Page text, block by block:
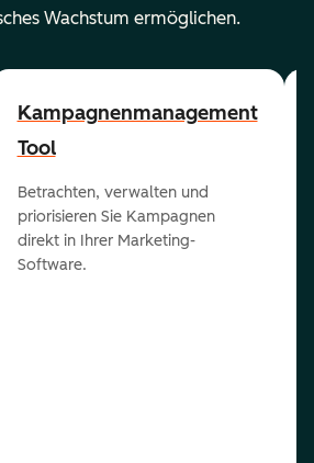
Wachstum ermöglichen.
Kampagnenmanagement
Tool
Betrachten, verwalten und
priorisieren Sie Kampagnen
direkt in Ihrer Marketing-
Software.